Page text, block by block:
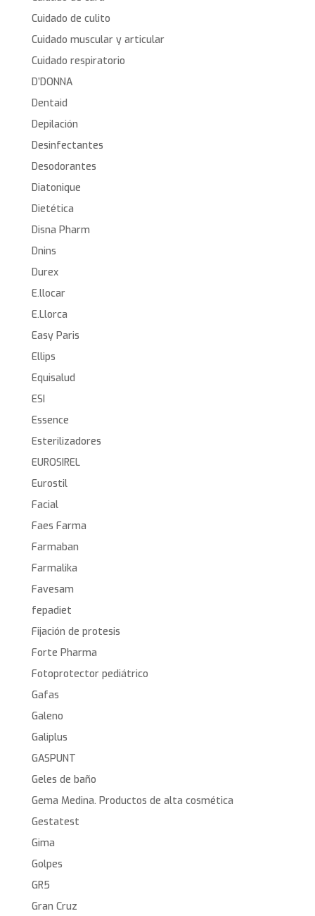
Cuidado de culito
Cuidado muscular y articular
Cuidado respiratorio
D’DONNA
Dentaid
Depilación
Desinfectantes
Desodorantes
Diatonique
Dietética
Disna Pharm
Dnins
Durex
E.llocar
E.Llorca
Easy Paris
Ellips
Equisalud
ESI
Essence
Esterilizadores
EUROSIREL
Eurostil
Facial
Faes Farma
Farmaban
Farmalika
Favesam
fepadiet
Fijación de protesis
Forte Pharma
Fotoprotector pediátrico
Gafas
Galeno
Galiplus
GASPUNT
Geles de baño
Gema Medina. Productos de alta cosmética
Gestatest
Gima
Golpes
GR5
Gran Cruz